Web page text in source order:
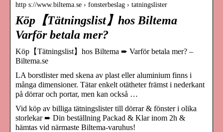
http s://www.biltema.se › fonsterbeslag › tatningslister
Köp【Tätningslist】hos Biltema
Varför betala mer?
Köp【Tätningslist】hos Biltema ➨ Varför betala mer? –
Biltema.se
LA borstlister med skena av plast eller aluminium finns i
många dimensioner. Tätar enkelt otätheter främst i nederkant
på dörrar och portar, men kan också …
Vid köp av billiga tätningslister till dörrar & fönster i olika
storlekar ➨ Din beställning Packad & Klar inom 2h &
hämtas vid närmaste Biltema-varuhus!